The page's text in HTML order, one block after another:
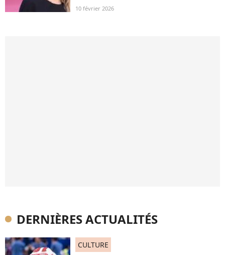
10 février 2026
DERNIÈRES ACTUALITÉS
CULTURE